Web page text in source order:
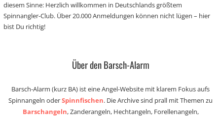
diesem Sinne: Herzlich willkommen in Deutschlands größtem
Spinnangler-Club. Über 20.000 Anmeldungen können nicht lügen – hier
bist Du richtig!
Über den Barsch-Alarm
Barsch-Alarm (kurz BA) ist eine Angel-Website mit klarem Fokus aufs
Spinnangeln oderSpinnfischen. Die Archive sind prall mit Themen zu
Barschangeln, Zanderangeln, Hechtangeln, Forellenangeln,